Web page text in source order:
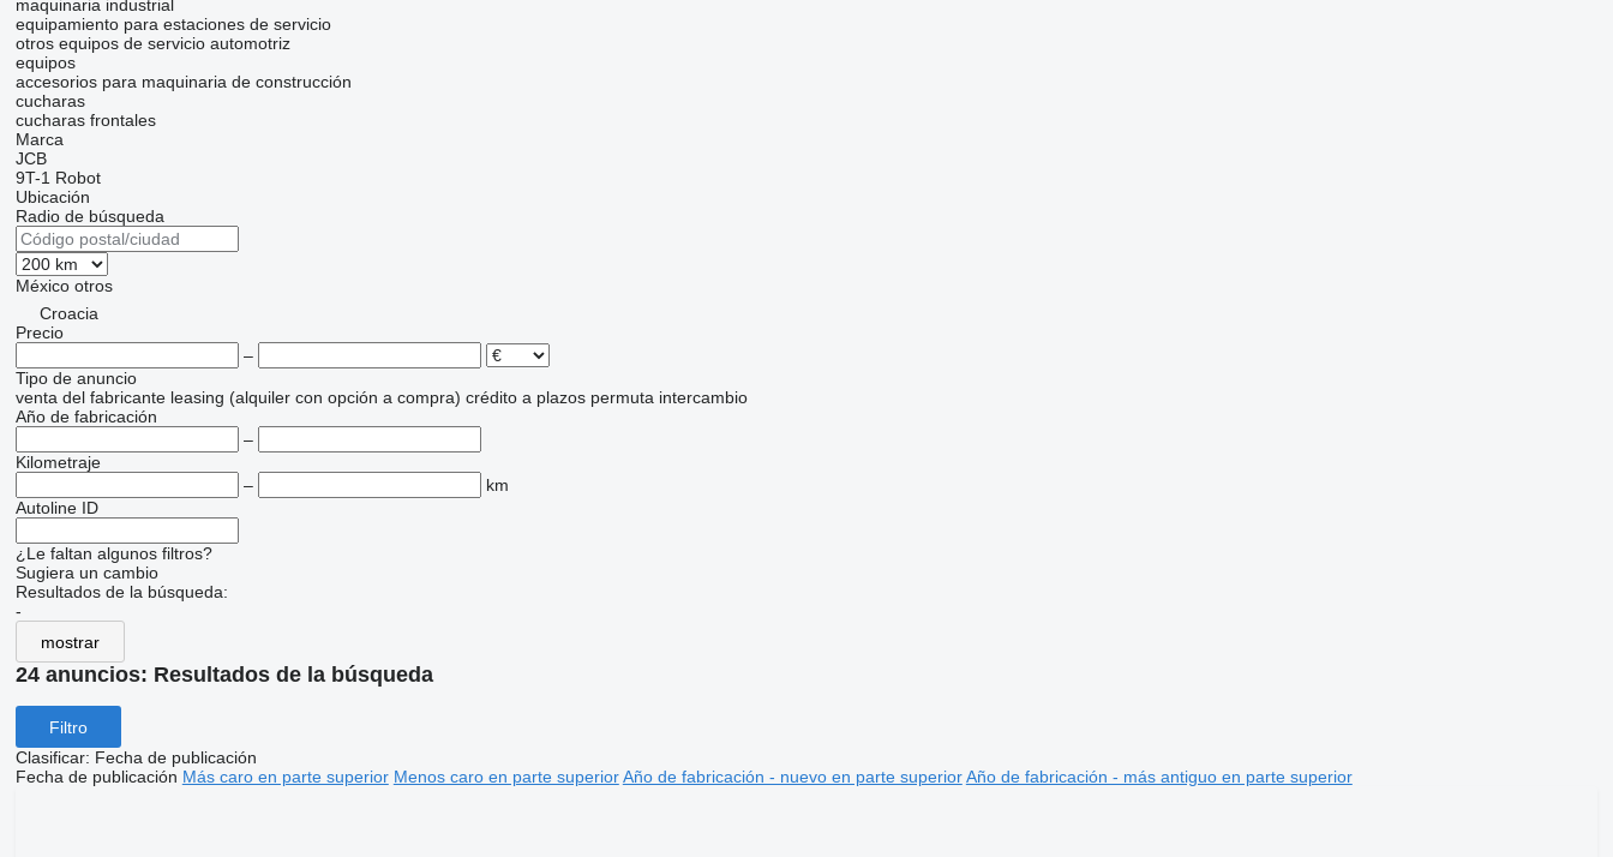
maquinaria industrial
equipamiento para estaciones de servicio
otros equipos de servicio automotriz
equipos
accesorios para maquinaria de construcción
cucharas
cucharas frontales
Marca
JCB
9T-1 Robot
Ubicación
Radio de búsqueda
México otros
Croacia
Precio
–
Tipo de anuncio
venta del fabricante leasing (alquiler con opción a compra) crédito a plazos permuta intercambio
Año de fabricación
–
Kilometraje
–
km
Autoline ID
¿Le faltan algunos filtros?
Sugiera un cambio
Resultados de la búsqueda:
-
mostrar
24 anuncios: Resultados de la búsqueda
Filtro
Clasificar: Fecha de publicación
Fecha de publicación Más caro en parte superior Menos caro en parte superior Año de fabricación - nuevo en parte superior Año de fabricación - más antiguo en parte superior